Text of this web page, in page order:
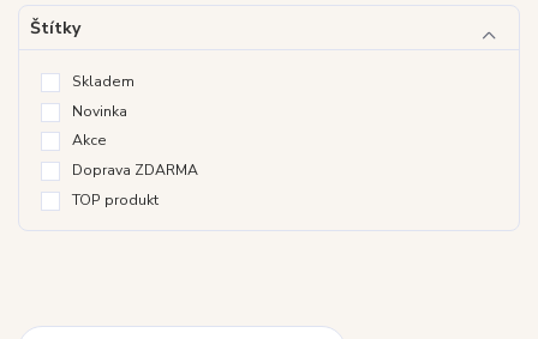
Štítky
Skladem
Novinka
Akce
Doprava ZDARMA
TOP produkt